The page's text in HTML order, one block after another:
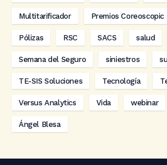
Multitarificador Premios Coreoscopic
Pólizas RSC SACS salud
Semana del Seguro siniestros
TE-SIS Soluciones Tecnología
Versus Analytics Vida webinar
Ángel Blesa